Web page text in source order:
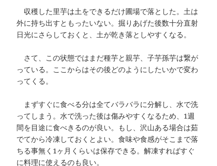
収穫した里芋は土をできるだけ圃場で落とした。土は
外に持ち出すともったいない。掘りあげた後数十分直射
日光にさらしておくと、土が乾き落としやすくなる。
さて、この状態ではまだ種芋と親芋、子芋孫芋は繋が
っている。ここからはその後どのようにしたいかで変わ
ってくる。
まずすぐに食べる分は全てバラバラに分解し、水で洗
ってしまう。水で洗った後は傷みやすくなるため、1週
間を目途に食べきるのが良い。もし、沢山ある場合は茹
でてから冷凍しておくとよい。食味や食感がそこまで落
ちる事無く1ヶ月くらいは保存できる。解凍すればすぐ
に料理に使えるのも良い。